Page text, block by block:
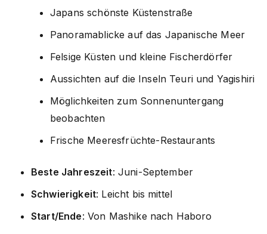
Japans schönste Küstenstraße
Panoramablicke auf das Japanische Meer
Felsige Küsten und kleine Fischerdörfer
Aussichten auf die Inseln Teuri und Yagishiri
Möglichkeiten zum Sonnenuntergang
beobachten
Frische Meeresfrüchte-Restaurants
Beste Jahreszeit: Juni-September
Schwierigkeit: Leicht bis mittel
Start/Ende: Von Mashike nach Haboro